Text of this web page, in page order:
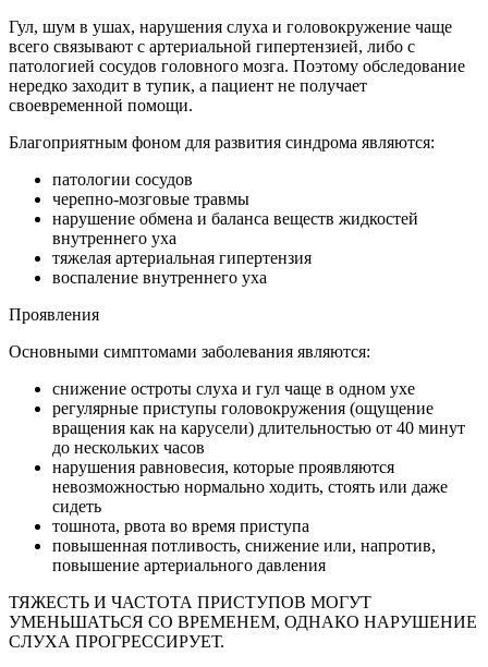
Гул, шум в ушах, нарушения слуха и головокружение чаще
всего связывают с артериальной гипертензией, либо с
патологией сосудов головного мозга. Поэтому обследование
нередко заходит в тупик, а пациент не получает
своевременной помощи.
Благоприятным фоном для развития синдрома являются:
патологии сосудов
черепно-мозговые травмы
нарушение обмена и баланса веществ жидкостей
внутреннего уха
тяжелая артериальная гипертензия
воспаление внутреннего уха
Проявления
Основными симптомами заболевания являются:
снижение остроты слуха и гул чаще в одном ухе
регулярные приступы головокружения (ощущение
вращения как на карусели) длительностью от 40 минут
до нескольких часов
нарушения равновесия, которые проявляются
невозможностью нормально ходить, стоять или даже
сидеть
тошнота, рвота во время приступа
повышенная потливость, снижение или, напротив,
повышение артериального давления
ТЯЖЕСТЬ И ЧАСТОТА ПРИСТУПОВ МОГУТ
УМЕНЬШАТЬСЯ СО ВРЕМЕНЕМ, ОДНАКО НАРУШЕНИЕ
СЛУХА ПРОГРЕССИРУЕТ.